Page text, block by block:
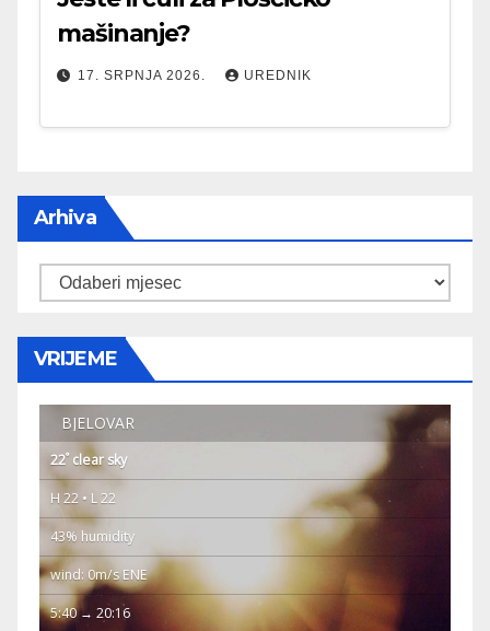
mašinanje?
17. SRPNJA 2026. UREDNIK
Arhiva
Arhiva
VRIJEME
BJELOVAR
22° clear sky
H 22 • L 22
43% humidity
wind: 0m/s ENE
5:40 → 20:16